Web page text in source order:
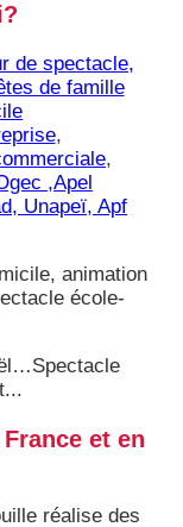
de spectacle,
de famille
,
,
,Apel
Unapeï, Apf
animation
école-
et en
réalise des